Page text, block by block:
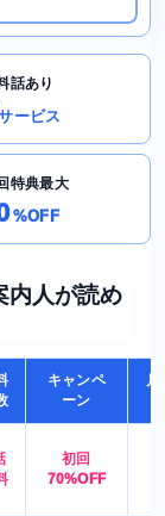
話あり
ービス
特典最大
%OFF
内人が読め
キャンペ
ーン
月
初回
70%OFF